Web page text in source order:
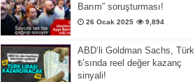
Barım” soruşturması!
26 Ocak 2025 9,894
ABD’li Goldman Sachs, Türk
₺’sında reel değer kazanç
sinyali!